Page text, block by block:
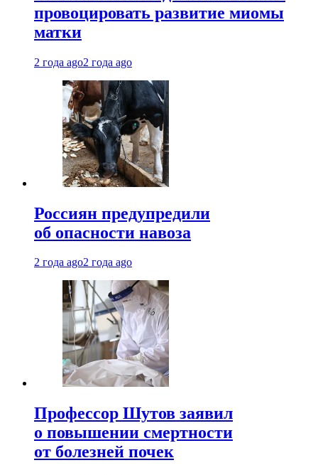
провоцировать развитие миомы
матки
2 года ago2 года ago
Россиян предупредили
об опасности навоза
2 года ago2 года ago
Профессор Шутов заявил
о повышении смертности
от болезней почек